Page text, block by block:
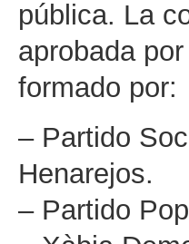
pública. La
aprobada
formado por:
– Partido
Henarejos.
– Partido